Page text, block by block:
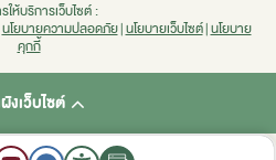
ให้บริการเว็บไซต์ :
นโยบายความปลอดภัย|นโยบายเว็บไซต์|นโยบาย
คุกกี้
งเว็บไซต์